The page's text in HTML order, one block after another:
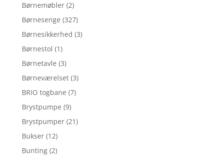
Børnemøbler (2)
Børnesenge (327)
Børnesikkerhed (3)
Børnestol (1)
Børnetavle (3)
Børneværelset (3)
BRIO togbane (7)
Brystpumpe (9)
Brystpumper (21)
Bukser (12)
Bunting (2)